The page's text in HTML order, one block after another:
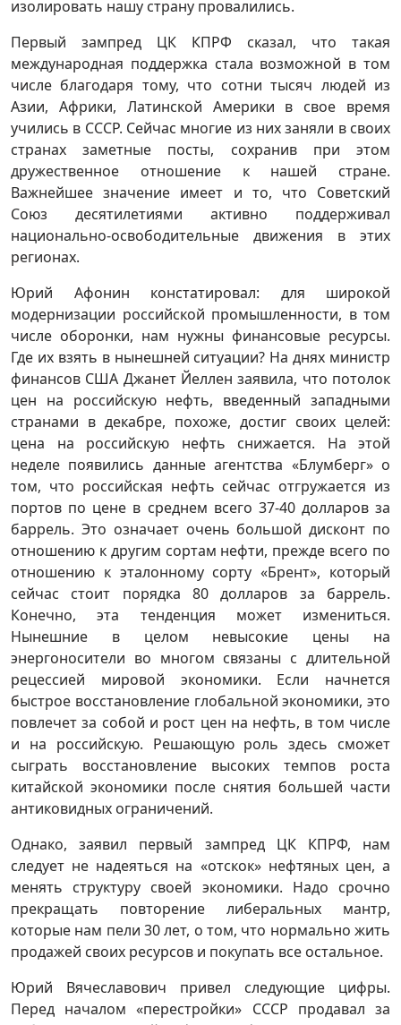
изолировать нашу страну провалились.
Первый зампред ЦК КПРФ сказал, что такая
международная поддержка стала возможной в том
числе благодаря тому, что сотни тысяч людей из
Азии, Африки, Латинской Америки в свое время
учились в СССР. Сейчас многие из них заняли в своих
странах заметные посты, сохранив при этом
дружественное отношение к нашей стране.
Важнейшее значение имеет и то, что Советский
Союз десятилетиями активно поддерживал
национально-освободительные движения в этих
регионах.
Юрий Афонин констатировал: для широкой
модернизации российской промышленности, в том
числе оборонки, нам нужны финансовые ресурсы.
Где их взять в нынешней ситуации? На днях министр
финансов США Джанет Йеллен заявила, что потолок
цен на российскую нефть, введенный западными
странами в декабре, похоже, достиг своих целей:
цена на российскую нефть снижается. На этой
неделе появились данные агентства «Блумберг» о
том, что российская нефть сейчас отгружается из
портов по цене в среднем всего 37-40 долларов за
баррель. Это означает очень большой дисконт по
отношению к другим сортам нефти, прежде всего по
отношению к эталонному сорту «Брент», который
сейчас стоит порядка 80 долларов за баррель.
Конечно, эта тенденция может измениться.
Нынешние в целом невысокие цены на
энергоносители во многом связаны с длительной
рецессией мировой экономики. Если начнется
быстрое восстановление глобальной экономики, это
повлечет за собой и рост цен на нефть, в том числе
и на российскую. Решающую роль здесь сможет
сыграть восстановление высоких темпов роста
китайской экономики после снятия большей части
антиковидных ограничений.
Однако, заявил первый зампред ЦК КПРФ, нам
следует не надеяться на «отскок» нефтяных цен, а
менять структуру своей экономики. Надо срочно
прекращать повторение либеральных мантр,
которые нам пели 30 лет, о том, что нормально жить
продажей своих ресурсов и покупать все остальное.
Юрий Вячеславович привел следующие цифры.
Перед началом «перестройки» СССР продавал за